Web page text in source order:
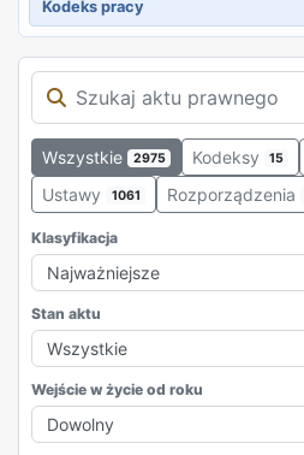
Kodeks pracy
Wszystkie 2975 Kodeksy 15
Ustawy 1061 Rozporządzenia
Klasyfikacja
Stan aktu
Wejście w życie od roku